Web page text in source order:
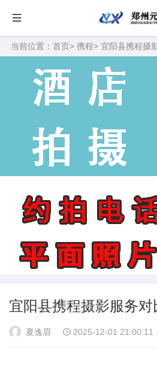
当前位置： 首页> 携程> 宜阳县携程摄
宜阳县携程摄影服务对
夏逸眉 2025-12-01 21:00:11